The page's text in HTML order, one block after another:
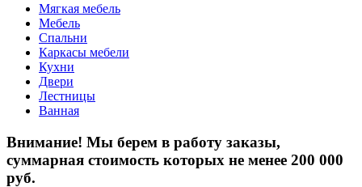
Мягкая мебель
Мебель
Спальни
Каркасы мебели
Кухни
Двери
Лестницы
Ванная
Внимание! Мы берем в работу заказы,
суммарная стоимость которых не менее 200 000
руб.